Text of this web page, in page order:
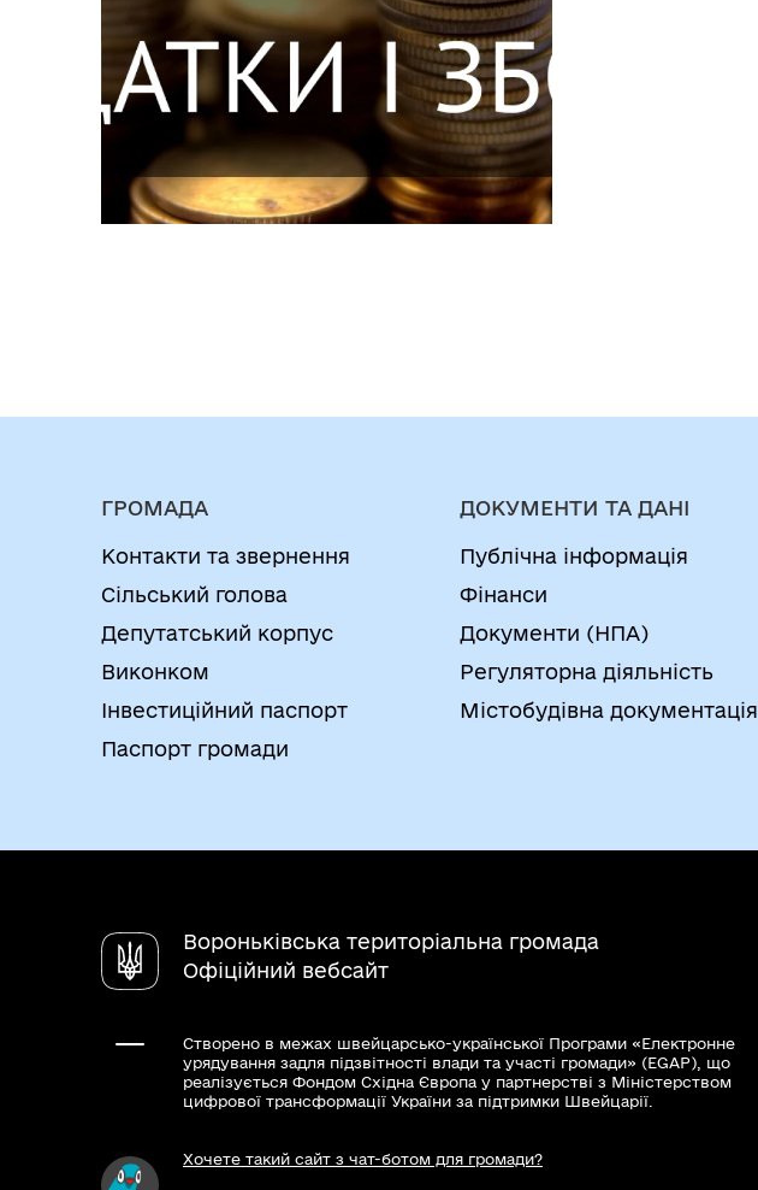
ГРОМАДА
Контакти та звернення
Сільський голова
Депутатський корпус
Виконком
Інвестиційний паспорт
Паспорт громади
ДОКУМЕНТИ ТА ДАНІ
Публічна інформація
Фінанси
Документи (НПА)
Регуляторна діяльність
Містобудівна документація
Вороньківська територіальна громада
Офіційний вебсайт
Створено в межах швейцарсько-української Програми «Електронне
урядування задля підзвітності влади та участі громади» (EGAP), що
реалізується Фондом Східна Європа у партнерстві з Міністерством
цифрової трансформації України за підтримки Швейцарії.
Хочете такий сайт з чат-ботом для громади?